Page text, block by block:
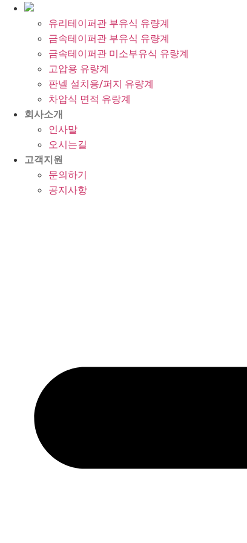
유리테이퍼관 부유식 유량계
금속테이퍼관 부유식 유량계
금속테이퍼관 미소부유식 유량계
고압용 유량계
판넬 설치용/퍼지 유량계
차압식 면적 유랑계
회사소개
인사말
오시는길
고객지원
문의하기
공지사항